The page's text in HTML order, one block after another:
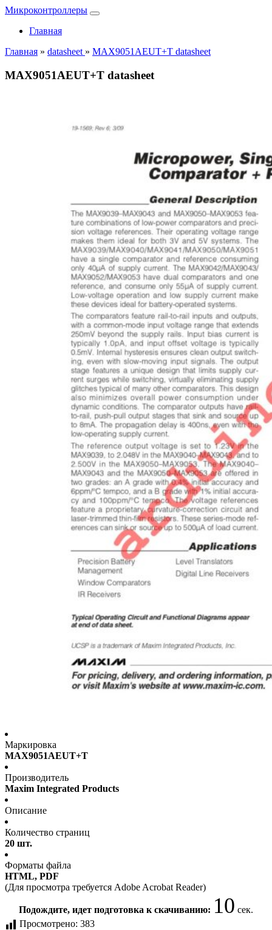
Микроконтроллеры
Главная
Главная » datasheet » MAX9051AEUT+T datasheet
MAX9051AEUT+T datasheet
Маркировка
MAX9051AEUT+T
Производитель
Maxim Integrated Products
Описание
Количество страниц
20 шт.
Форматы файла
HTML, PDF
(Для просмотра требуется Adobe Acrobat Reader)
Подождите, идет подготовка к скачиванию: 10 сек.
Просмотрено: 383